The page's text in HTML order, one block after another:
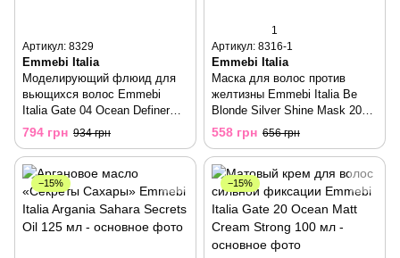
Артикул: 8329
Emmebi Italia
Моделирующий флюид для
вьющихся волос Emmebi
Italia Gate 04 Ocean Definer
Curls Fluid 200 мл
794 грн 934 грн
1
Артикул: 8316-1
Emmebi Italia
Маска для волос против
желтизны Emmebi Italia Be
Blonde Silver Shine Mask 200
мл
558 грн 656 грн
−15% −15%